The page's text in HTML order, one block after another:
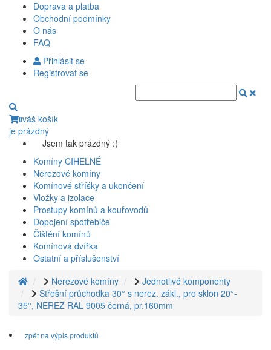
Doprava a platba
Obchodní podmínky
O nás
FAQ
Přihlásit se
Registrovat se
0váš košík
je prázdný
Jsem tak prázdný :(
Komíny CIHELNÉ
Nerezové komíny
Komínové stříšky a ukončení
Vložky a izolace
Prostupy komínů a kouřovodů
Dopojení spotřebiče
Čištění komínů
Komínová dvířka
Ostatní a příslušenství
Nerezové komíny
Jednotlivé komponenty
Střešní průchodka 30° s nerez. zákl., pro sklon 20°-
35°, NEREZ RAL 9005 černá, pr.160mm
zpět na výpis produktů